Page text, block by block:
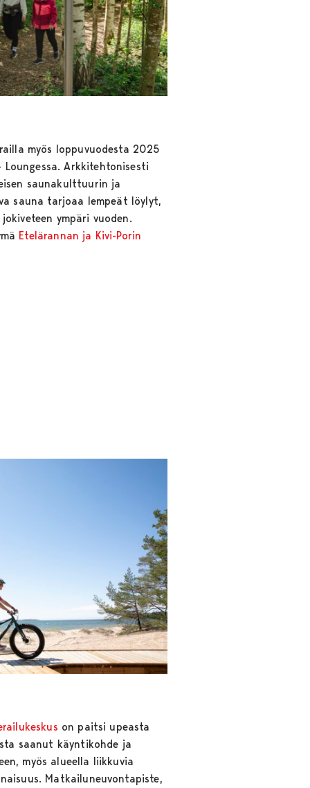
myös loppuvuodesta 2025
Loungessa. Arkkitehtonisesti
saunakulttuurin ja
sauna tarjoaa lempeät löylyt,
ympäri vuoden.
Etelärannan ja Kivi-Porin
on paitsi upeasta
saanut käyntikohde ja
myös alueella liikkuvia
Matkailuneuvontapiste,